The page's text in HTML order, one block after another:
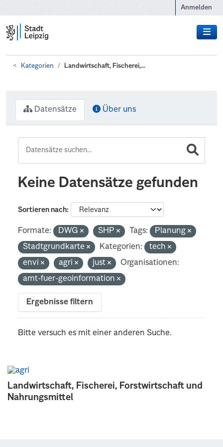
Anmelden
Kategorien Landwirtschaft, Fischerei,...
Landwirtschaft, Fischerei, Forstwirtschaft und
Nahrungsmittel
Datensätze Über uns
Keine Datensätze gefunden
Sortieren nach
Formate: DWG SHP Tags:
Planung
Stadtgrundkarte
Kategorien:
tech
envi
agri just
Organisationen:
amt-fuer-geoinformation
Ergebnisse filtern
Bitte versuch es mit einer anderen Suche.